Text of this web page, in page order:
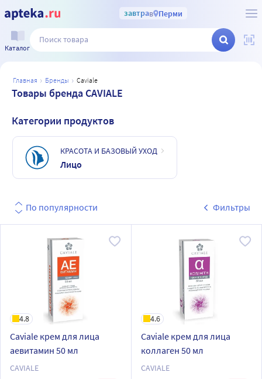
завтрав Перми
Каталог
главная бренды caviale
Товары бренда CAVIALE
Категории продуктов
КРАСОТА И БАЗОВЫЙ УХОД
Лицо
По популярности Фильтры
4.8
Caviale крем для лица
аевитамин 50 мл
CAVIALE
4.6
Caviale крем для лица
коллаген 50 мл
CAVIALE